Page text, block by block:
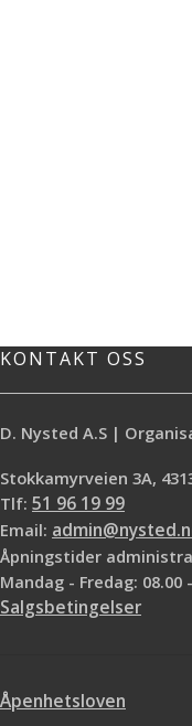
KONTAKT OSS
D. Nysted A.S |
Stokkamyrveien 3A,
Tlf: 51 96 19 99
Email:
Åpningstider
Mandag - Fredag: 08.00
Salgsbetingelser
Åpenhetsloven